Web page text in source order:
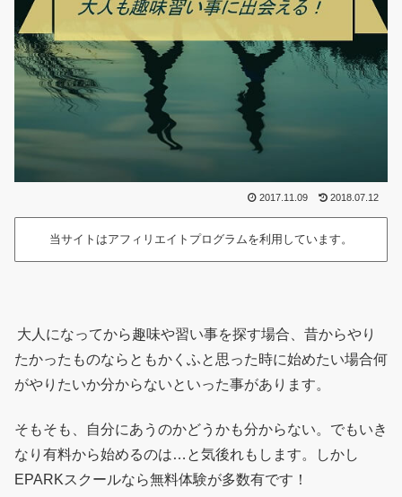
2017.11.09 2018.07.12
当サイトはアフィリエイトプログラムを利用しています。
大人になってから趣味や習い事を探す場合、昔からやり
たかったものならともかくふと思った時に始めたい場合何
がやりたいか分からないといった事があります。
そもそも、自分にあうのかどうかも分からない。でもいき
なり有料から始めるのは…と気後れもします。しかし
EPARKスクールなら無料体験が多数有です！